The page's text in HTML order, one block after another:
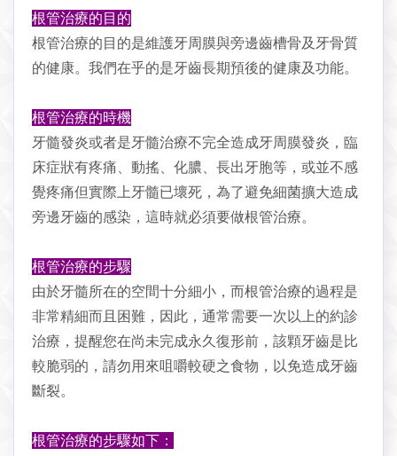
根管治療的目的
根管治療的目的是維護牙周膜與旁邊齒槽骨及牙骨質
的健康。我們在乎的是牙齒長期預後的健康及功能。
根管治療的時機
牙髓發炎或者是牙髓治療不完全造成牙周膜發炎，臨
床症狀有疼痛、動搖、化膿、長出牙胞等，或並不感
覺疼痛但實際上牙髓已壞死，為了避免細菌擴大造成
旁邊牙齒的感染，這時就必須要做根管治療。
根管治療的步驟
由於牙髓所在的空間十分細小，而根管治療的過程是
非常精細而且困難，因此，通常需要一次以上的約診
治療，提醒您在尚未完成永久復形前，該顆牙齒是比
較脆弱的，請勿用來咀嚼較硬之食物，以免造成牙齒
斷裂。
根管治療的步驟如下：